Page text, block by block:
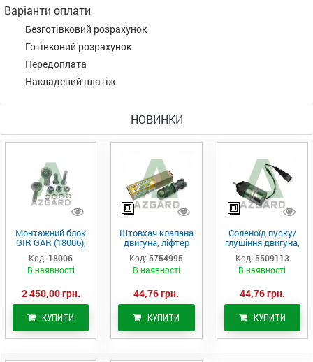
Варіанти оплати
Безготівковий розрахунок
Готівковий розрахунок
Передоплата
Накладений платіж
НОВИНКИ
Монтажний блок
GIR GAR (18006),
Аналог
Код: 18006
В наявності
2 450,00 грн.
КУПИТИ
Штовхач клапана
двигуна, ліфтер
(575-4995)
Код: 5754995
В наявності
44,76 грн.
КУПИТИ
Соленоїд пуску/
глушіння двигуна,
актуатор (550-
9113)
Код: 5509113
В наявності
44,76 грн.
КУПИТИ